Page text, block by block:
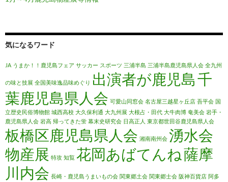
気になるワード
JA うまか！！鹿児島フェア サッカー スポーツ 三浦半島 三浦半島鹿児島県人会 全九州
の味と技展 全国美味逸品味めぐり 出演者が鹿児島千
葉鹿児島県人会 可愛山同窓会 名古屋三越星ヶ丘店 吾平会 国
立歴史民俗博物館 城西高校 大久保利通 大九州展 大根占・田代 大牛肉博 奄美会 岩手・
鹿児島県人会 岩高 帰ってきた蛍 幕末史研究会 日高正人 東京都世田谷鹿児島県人会
板橋区鹿児島県人会 湘南南州会 湧水会
物産展 特攻 知覧 花岡あばてんね薩摩
川内会 長崎・鹿児島うまいもの会 関東郷土会 関東郷士会 阪神百貨店 阿多